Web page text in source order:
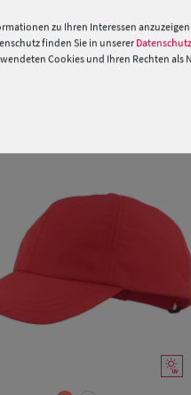
»
zu Ihren Interessen
finden Sie in unserer
Cookies und Ihren Rechten als